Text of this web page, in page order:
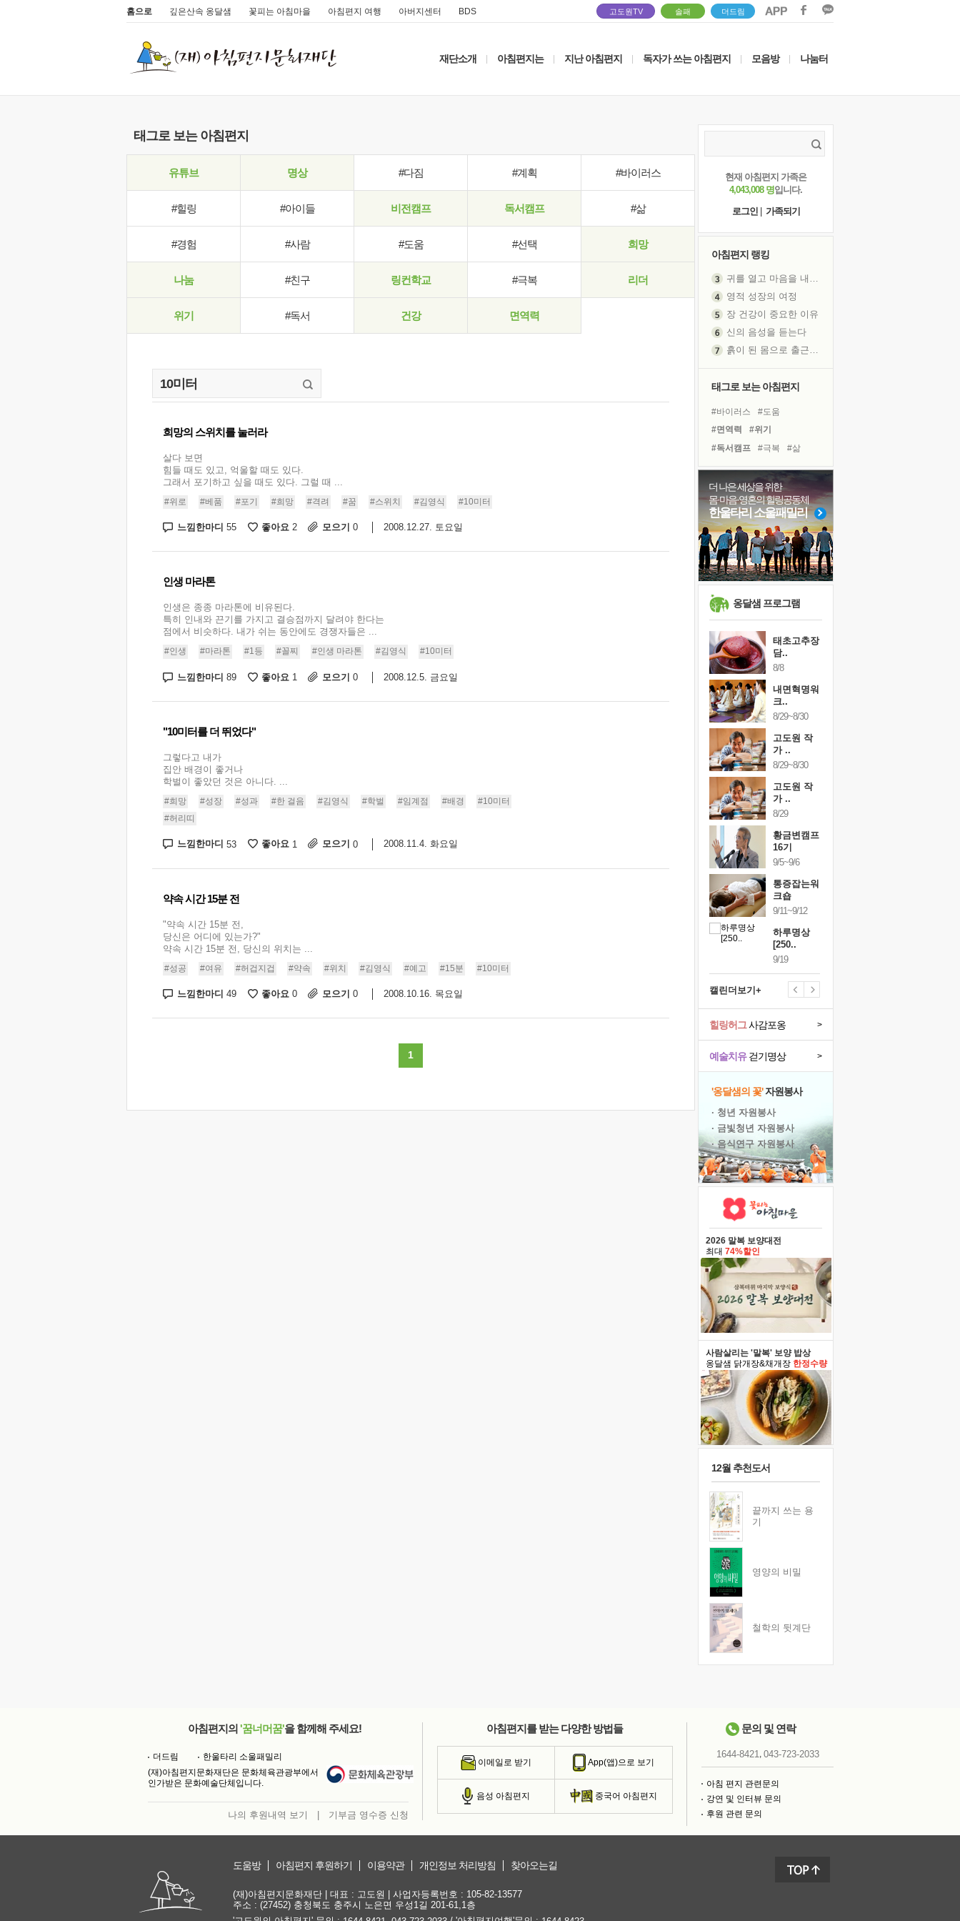
홈으로 깊은산속 옹달샘 꽃피는 아침마을 아침편지 여행 아버지센터 BDS 고도원TV 솔패 더드림
재단소개 아침편지는 지난 아침편지 독자가 쓰는 아침편지 모음방 나눔터
태그로 보는 아침편지
유튜브 명상 #다짐 #계획 #바이러스
#힐링 #아이들 비전캠프 독서캠프 #삶
#경험 #사람 #도움 #선택 희망
나눔 #친구 링컨학교 #극복 리더
위기 #독서 건강 면역력
희망의 스위치를 눌러라
살다 보면
힘들 때도 있고, 억울할 때도 있다.
그래서 포기하고 싶을 때도 있다. 그럴 때 ...
#위로 #베품 #포기 #희망 #격려 #꿈 #스위치 #김영식 #10미터
느낌한마디 55 좋아요 2 모으기 0 2008.12.27. 토요일
인생 마라톤
인생은 종종 마라톤에 비유된다.
특히 인내와 끈기를 가지고 결승점까지 달려야 한다는
점에서 비슷하다. 내가 쉬는 동안에도 경쟁자들은 ...
#인생 #마라톤 #1등 #꼴찌 #인생 마라톤 #김영식 #10미터
느낌한마디 89 좋아요 1 모으기 0 2008.12.5. 금요일
"10미터를 더 뛰었다"
그렇다고 내가
집안 배경이 좋거나
학벌이 좋았던 것은 아니다. ...
#희망 #성장 #성과 #한 걸음 #김영식 #학벌 #임계점 #배경
#10미터
#허리띠
느낌한마디 53 좋아요 1 모으기 0 2008.11.4. 화요일
약속 시간 15분 전
"약속 시간 15분 전,
당신은 어디에 있는가?"
약속 시간 15분 전, 당신의 위치는 ...
#성공 #여유 #허겁지겁 #약속 #위치 #김영식 #예고 #15분 #10미터
느낌한마디 49 좋아요 0 모으기 0 2008.10.16. 목요일
1
현재 아침편지 가족은
4,043,008 명입니다.
로그인
가족되기
아침편지 랭킹
귀를 열고 마음을 내어주고
영적 성장의 여정
장 건강이 중요한 이유
신의 음성을 듣는다
흙이 된 몸으로 출근하는 여자
졸업식 사진을 보며
아픈 아버지를 위한 공간 설계
극심한 변비, 어깨결림, 수면 장애
보고 싶은 어머니
유년 시절의 부산 영도 바다
못된 꼰대들
거울 속의 나
희망이란
'모른다'는 것
태그로 보는 아침편지
#바이러스
#도움
#면역력
#위기
#독서캠프
#극복
#삶
#링컨학교
#독서
#건강
#비전캠프
#계획
#희망
#명상
#힐링
#친구
#다짐
#나눔
#선택
#아이들
#사람 #경험
더 나은 세상을 위한
몸·마음·영혼의 힐링공동체
한울타리 소울패밀리
옹달샘 프로그램
스..
태초고추장
담..
8/8
내면혁명워
크..
8/29~8/30
고도원 작
가 ..
8/29~8/30
고도원 작
가 ..
8/29
황금변캠프
16기
9/5~9/6
통증잡는워
크숍
9/11~9/12
하루명상
[250..
9/19
캘린더보기+
예술치유걷기명상 >
힐링허그사감포옹 >
'옹달샘의 꽃'자원봉사
· 청년 자원봉사
· 금빛청년 자원봉사
· 음식연구 자원봉사
2026 말복 보양대전
최대 74%할인
사람살리는 '말복' 보양 밥상
옹달샘 닭개장&채개장 한정수량
12월 추천도서
끝까지 쓰는 용
기
영양의 비밀
철학의 뒷계단
아침편지의 '꿈너머꿈'을 함께해 주세요!
더드림
한울타리 소울패밀리
(재)아침편지문화재단은 문화체육관광부에서
인가받은 문화예술단체입니다.
나의 후원내역 보기 기부금 영수증 신청
아침편지를 받는 다양한 방법들
이메일로 받기 App(앱)으로 보기
음성 아침편지 중국어 아침편지
문의 및 연락
1644-8421, 043-723-2033
아침 편지 관련문의
강연 및 인터뷰 문의
후원 관련 문의
도움방 아침편지 후원하기 이용약관 개인정보 처리방침 찾아오는길
(재)아침편지문화재단 | 대표 : 고도원 | 사업자등록번호 : 105-82-13577
주소 : (27452) 충청북도 충주시 노은면 우성1길 201-61,1층